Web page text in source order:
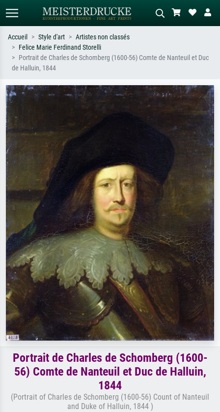
Recherche standard Recherche d'images IA
Recherchez par artiste, titre ou style –
impressionnisme, vague de Hokusai,
tableau sombre, nu debout près d'un
Accueil Style d'art
Artistes non classés
Felice Marie Ferdinand Storelli
Portrait de Charles de Schomberg (1600-56) Comte de Nanteuil et Duc
de Halluin, 1844
Portrait de Charles de Schomberg (1600-
56) Comte de Nanteuil et Duc de Halluin,
1844
(Portrait of Charles de Schomberg (1600-56) Count of Nanteuil
and Duke of Halluin, 1844 )